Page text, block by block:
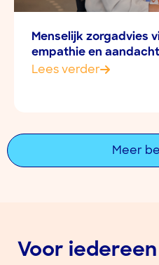
Menselijk zorgadvies
empathie en aandacht
Lees verder
Meer
Voor